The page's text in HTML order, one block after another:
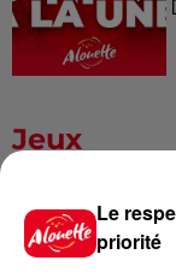
Jeux
Le
priorité